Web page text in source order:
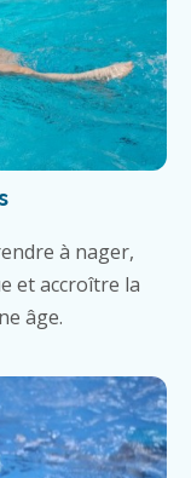
à nager,
et accroître la
âge.